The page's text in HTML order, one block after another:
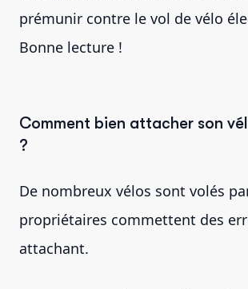
prémunir contre le vol de vélo
Bonne lecture !
Comment bien attacher son
?
De nombreux vélos sont volés
propriétaires commettent des
attachant.